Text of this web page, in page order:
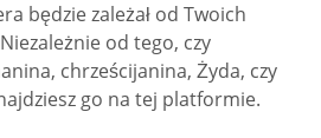
będzie zależał od Twoich
od tego, czy
chrześcijanina, Żyda, czy
go na tej platformie.